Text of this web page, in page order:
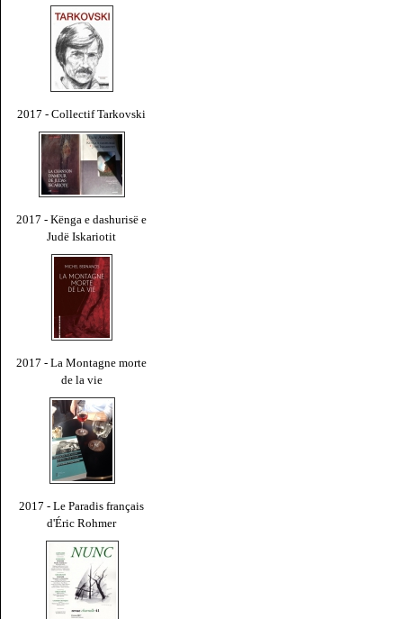
2017 - Collectif Tarkovski
2017 - Kënga e dashurisë e
Judë Iskariotit
2017 - La Montagne morte
de la vie
2017 - Le Paradis français
d'Éric Rohmer